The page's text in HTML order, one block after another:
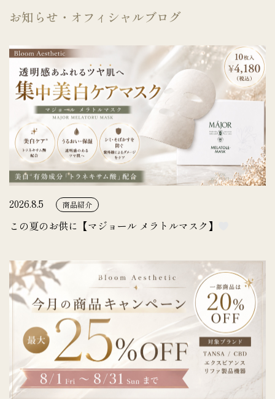
お知らせ・オフィシャルブログ
2026.8.5 商品紹介
この夏のお供に【マジョール メラトルマスク】